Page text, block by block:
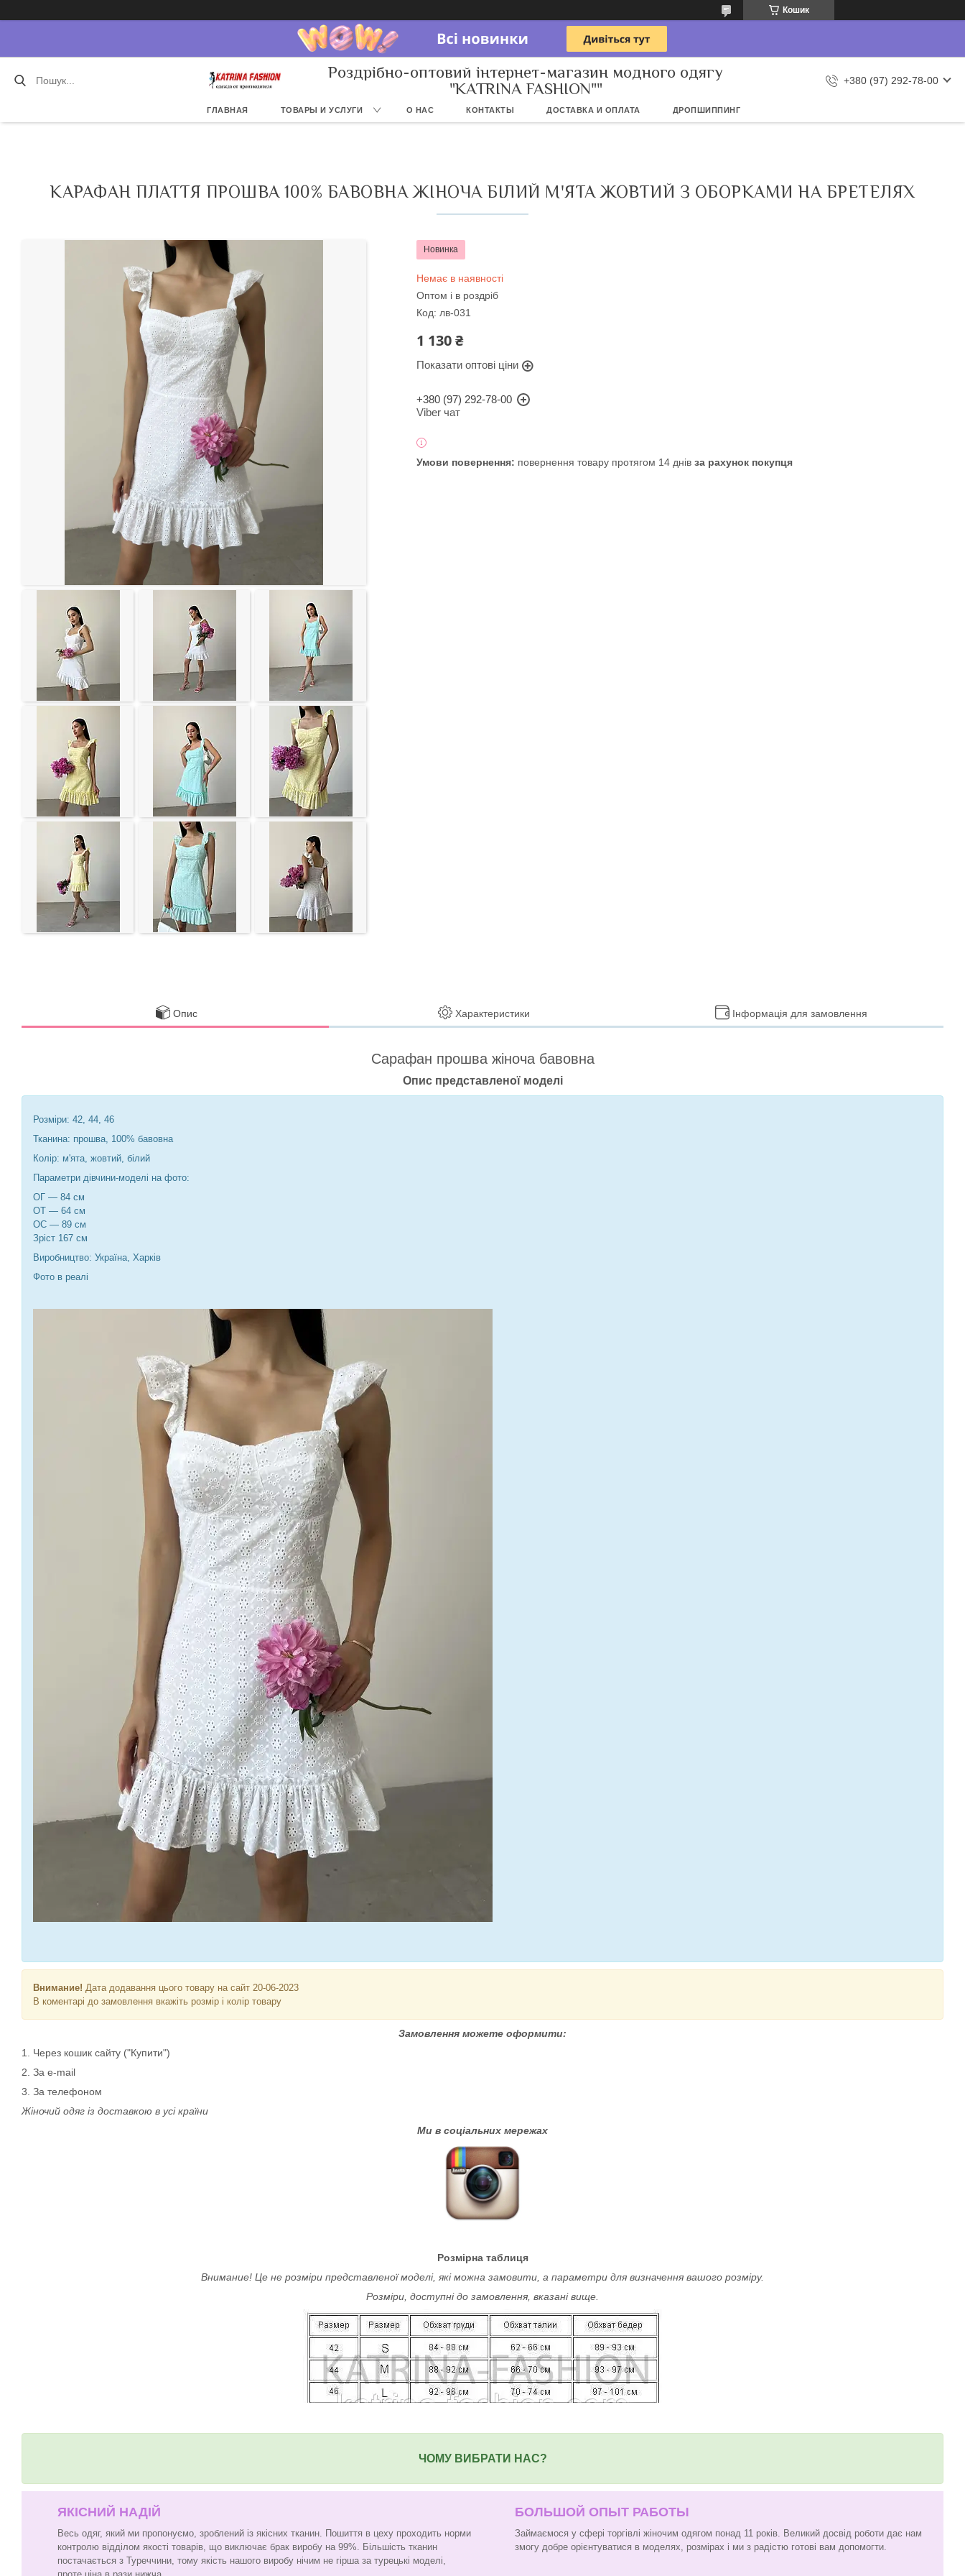
Кошик
Роздрібно-оптовий інтернет-магазин модного одягу
"KATRINA FASHION""
+380 (97) 292-78-00
ГЛАВНАЯ ТОВАРЫ И УСЛУГИ О НАС КОНТАКТЫ ДОСТАВКА И ОПЛАТА ДРОПШИППИНГ
КАРАФАН ПЛАТТЯ ПРОШВА 100% БАВОВНА ЖІНОЧА БІЛИЙ М'ЯТА ЖОВТИЙ З ОБОРКАМИ НА БРЕТЕЛЯХ
Новинка
Немає в наявності
Оптом і в роздріб
Код: лв-031
1 130 ₴
Показати оптові ціни
+380 (97) 292-78-00
Viber чат
повернення товару протягом 14 днів за рахунок покупця
Опис Характеристики Інформація для замовлення
Сарафан прошва жіноча бавовна
Опис представленої моделі
Розміри: 42, 44, 46
Тканина: прошва, 100% бавовна
Колір: м'ята, жовтий, білий
Параметри дівчини-моделі на фото:
ОГ — 84 см
ОТ — 64 см
ОС — 89 см
Зріст 167 см
Виробництво: Україна, Харків
Фото в реалі
Внимание! Дата додавання цього товару на сайт 20-06-2023
В коментарі до замовлення вкажіть розмір і колір товару
Замовлення можете оформити:
1. Через кошик сайту ("Купити")
2. За e-mail
3. За телефоном
Жіночий одяг із доставкою в усі країни
Ми в соціальних мережах
Розмірна таблиця
Внимание! Це не розміри представленої моделі, які можна замовити, а параметри для визначення вашого розміру.
Розміри, доступні до замовлення, вказані вище.
ЧОМУ ВИБРАТИ НАС?
ЯКІСНИЙ НАДІЙ
Весь одяг, який ми пропонуємо, зроблений із якісних тканин. Пошиття в цеху проходить норми
контролю відділом якості товарів, що виключає брак виробу на 99%. Більшість тканин
постачається з Туреччини, тому якість нашого виробу нічим не гірша за турецькі моделі,
БОЛЬШОЙ ОПЫТ РАБОТЫ
Займаємося у сфері торгівлі жіночим одягом понад 11 років. Великий досвід роботи дає нам
змогу добре орієнтуватися в моделях, розмірах і ми з радістю готові вам допомогти.